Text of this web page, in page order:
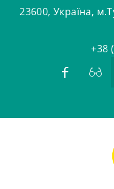
23600, Україна,
+38